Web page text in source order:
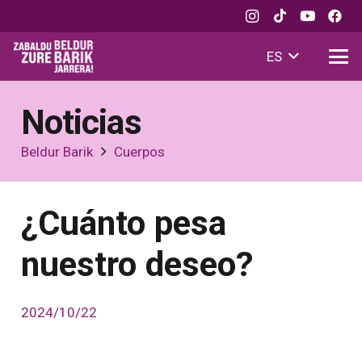
ES
Noticias
Beldur Barik Cuerpos
¿Cuánto pesa
nuestro deseo?
2024/10/22